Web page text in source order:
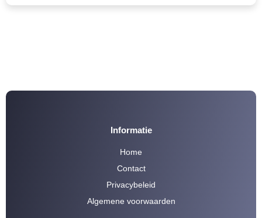
Informatie
Home
Contact
Privacybeleid
Algemene voorwaarden